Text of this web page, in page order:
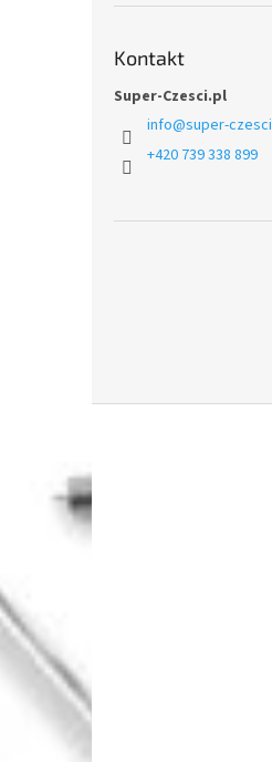
Kontakt
Super-Czesci.pl
info@super-
+420 739 338 899